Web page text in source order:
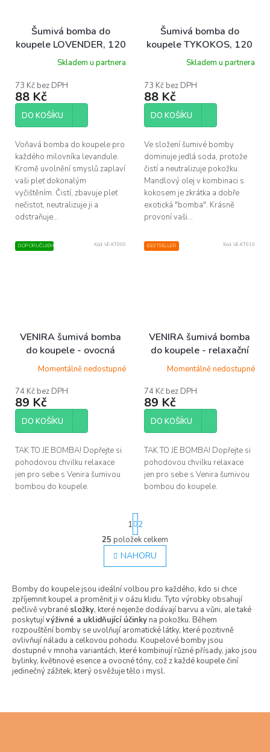
Šumivá bomba do
koupele LOVENDER, 120
g
Skladem u partnera
73 Kč bez DPH
88 Kč
DO KOŠÍKU
Voňavá bomba do koupele pro
každého milovníka levandule.
Kromě uvolnění smyslů zaplaví
vaši pleť dokonalým
vyčištěním. Čistí, zbavuje pleť
nečistot, neutralizuje ji a
odstraňuje...
Šumivá bomba do
koupele TYKOKOS, 120
g
Skladem u partnera
73 Kč bez DPH
88 Kč
DO KOŠÍKU
Ve složení šumivé bomby
dominuje jedlá soda, protože
čistí a neutralizuje pokožku.
Mandlový olej v kombinaci s
kokosem je zkrátka a dobře
exotická "bomba". Krásně
provoní vaši...
DOPORUČUJEME
VENIRA šumivá bomba
do koupele - ovocná
Momentálně nedostupné
74 Kč bez DPH
89 Kč
DO KOŠÍKU
TAK TO JE BOMBA! Dopřejte si
pohodovou chvilku relaxace
jen pro sebe s Venira šumivou
bombou do koupele.
Kód: VE-KT009 BESTSELLER
VENIRA šumivá bomba
do koupele - relaxační
Momentálně nedostupné
74 Kč bez DPH
89 Kč
DO KOŠÍKU
TAK TO JE BOMBA! Dopřejte si
pohodovou chvilku relaxace
jen pro sebe s Venira šumivou
bombou do koupele.
Kód: VE-KT010
O
v
l
d
a
c
í
p
r
v
k
p
t
r
á
n
k
v
á
n
í
1 2
25 položek celkem
NAHORU
Bomby do koupele jsou ideální volbou pro každého, kdo si chce
zpříjemnit koupel a proměnit ji v oázu klidu. Tyto výrobky obsahují
pečlivě vybrané složky, které nejenže dodávají barvu a vůni, ale také
poskytujívýživné a uklidňující účinky na pokožku. Během
rozpouštění bomby se uvolňují aromatické látky, které pozitivně
ovlivňují náladu a celkovou pohodu. Koupelové bomby jsou
dostupné v mnoha variantách, které kombinují různé přísady, jako jsou
bylinky, květinové esence a ovocné tóny, což z každé koupele činí
jedinečný zážitek, který osvěžuje tělo i mysl.